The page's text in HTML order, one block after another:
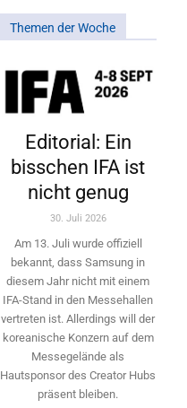
Themen der Woche
Editorial: Ein
bisschen IFA ist
nicht genug
30. Juli 2026
Am 13. Juli wurde offiziell
bekannt, dass Samsung in
diesem Jahr nicht mit einem
IFA-Stand in den Messehallen
vertreten ist. Allerdings will ­der
koreanische Konzern auf dem
Messegelände als
Hautsponsor des Creator Hubs
präsent bleiben.